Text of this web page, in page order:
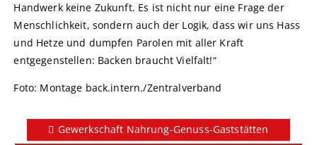
Handwerk keine Zukunft. Es ist nicht nur eine Frage der
Menschlichkeit, sondern auch der Logik, dass wir uns Hass
und Hetze und dumpfen Parolen mit aller Kraft
entgegenstellen: Backen braucht Vielfalt!“
Foto: Montage back.intern./Zentralverband
Gewerkschaft Nahrung-Genuss-Gaststätten